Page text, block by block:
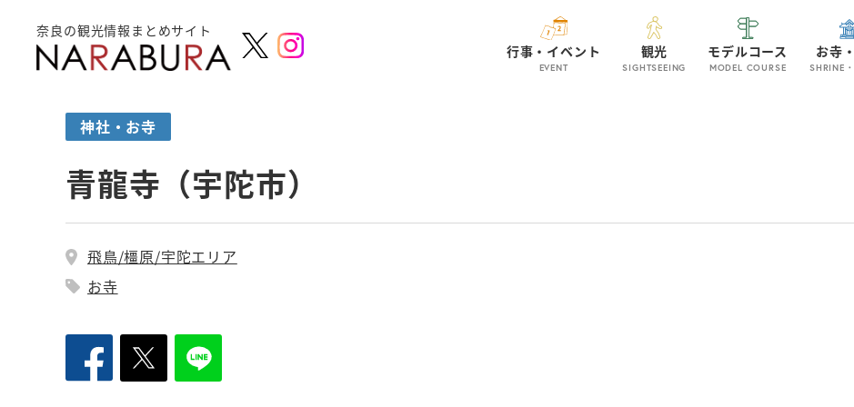
奈良の観光情報まとめサイト
行事・イベント
EVENT
観光
SIGHTSEEING
モデルコース
MODEL COURSE
お寺
SHRINE
神社・お寺
青龍寺（宇陀市）
飛鳥/橿原/宇陀エリア
お寺